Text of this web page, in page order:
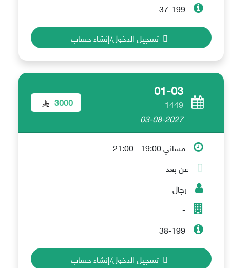
37-199
تسجيل الدخول/إنشاء حساب
01-03
1449
03-08-2027
3000
مسائي 19:00 - 21:00
عن بعد
رجال
-
38-199
تسجيل الدخول/إنشاء حساب